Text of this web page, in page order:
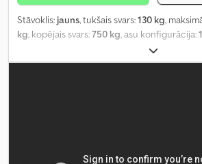
Stāvoklis: jauns, tukšais svars:130 kg,
kg, kopējais svars:750 kg, asu konfigurācija:
, iekraušanas vietas
iekraušanas telpas augstums:1 100 mm,
,